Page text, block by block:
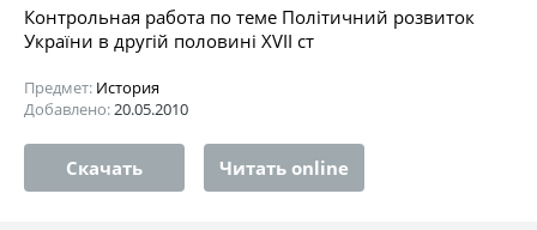
Контрольная работа по теме Політичний розвиток
України в другій половині XVII ст
Предмет: История
Добавлено:20.05.2010
Скачать Читать online